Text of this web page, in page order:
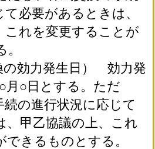
必要があるときは、
これを変更することが
の効力発生日） 効力発
月○日とする。ただ
続の進行状況に応じて
、甲乙協議の上、これ
きるものとする。